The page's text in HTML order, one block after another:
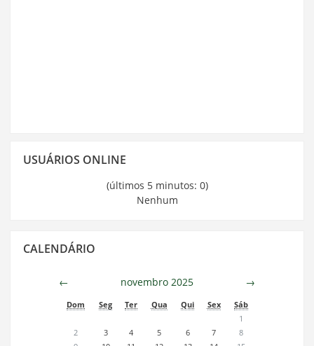
Usuários
USUÁRIOS ONLINE
(últimos 5 minutos: 0)
Nenhum
Calendário
CALENDÁRIO
← novembro 2025 →
Dom Seg Ter Qua Qui Sex
Sáb
1
2
3 4 5 6 7
8